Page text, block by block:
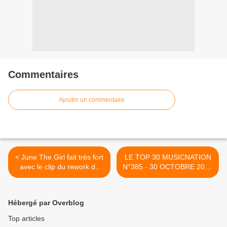
Commentaires
Ajouter un commentaire
< June The Girl fait très fort
avec le clip du rework de
son titre « Les Reasons
LE TOP 30 MUSICNATION
N°385 - 30 OCTOBRE 2022
>
Hébergé par Overblog
Top articles